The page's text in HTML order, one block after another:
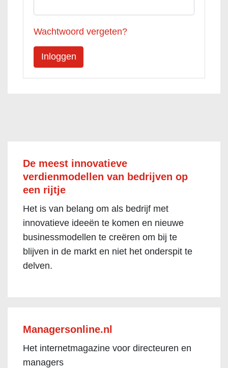
Wachtwoord vergeten?
De meest innovatieve
verdienmodellen van bedrijven op
een rijtje
Het is van belang om als bedrijf met
innovatieve ideeën te komen en nieuwe
businessmodellen te creëren om bij te
blijven in de markt en niet het onderspit te
delven.
Managersonline.nl
Het internetmagazine voor directeuren en
managers